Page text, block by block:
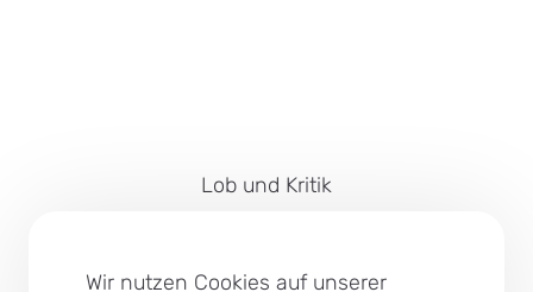
Wir nutzen Cookies auf unserer
Lob und Kritik
Barrierefreiheit